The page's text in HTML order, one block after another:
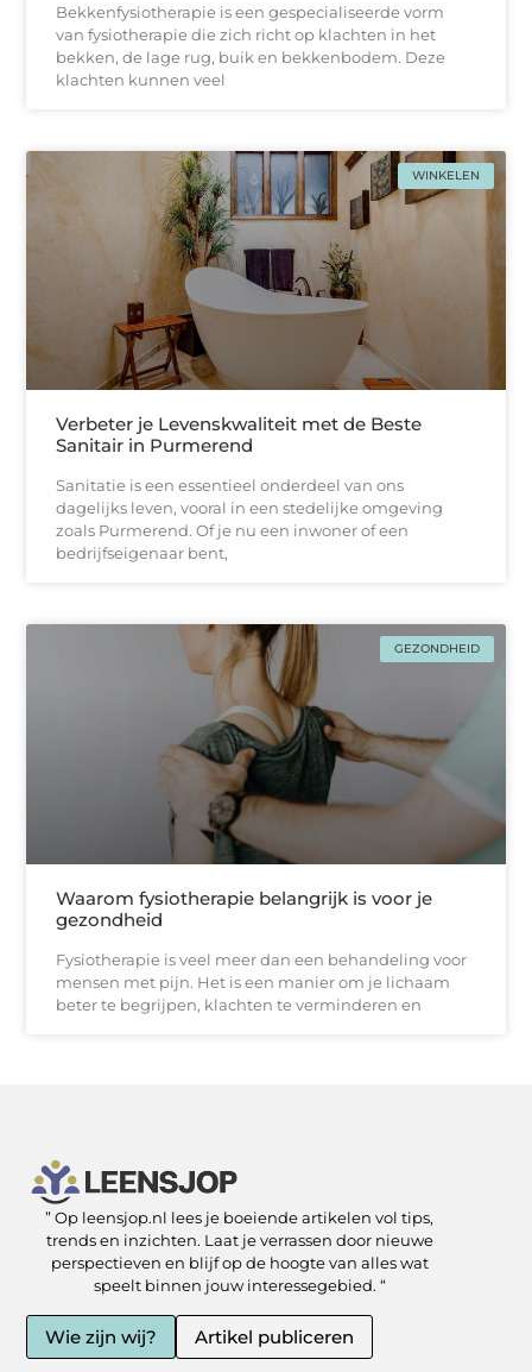
Bekkenfysiotherapie is een gespecialiseerde vorm
van fysiotherapie die zich richt op klachten in het
bekken, de lage rug, buik en bekkenbodem. Deze
klachten kunnen veel
WINKELEN
Verbeter je Levenskwaliteit met de Beste
Sanitair in Purmerend
Sanitatie is een essentieel onderdeel van ons
dagelijks leven, vooral in een stedelijke omgeving
zoals Purmerend. Of je nu een inwoner of een
bedrijfseigenaar bent,
GEZONDHEID
Waarom fysiotherapie belangrijk is voor je
gezondheid
Fysiotherapie is veel meer dan een behandeling voor
mensen met pijn. Het is een manier om je lichaam
beter te begrijpen, klachten te verminderen en
” Op leensjop.nl lees je boeiende artikelen vol tips,
trends en inzichten. Laat je verrassen door nieuwe
perspectieven en blijf op de hoogte van alles wat
speelt binnen jouw interessegebied. “
Wie zijn wij? Artikel publiceren